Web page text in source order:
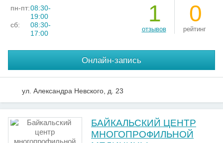
пн-пт:08:30-
19:00
сб:
08:30-
17:00
1
отзывов
0
рейтинг
Онлайн-запись
ул. Александра Невского, д. 23
БАЙКАЛЬСКИЙ ЦЕНТР
МНОГОПРОФИЛЬНОЙ